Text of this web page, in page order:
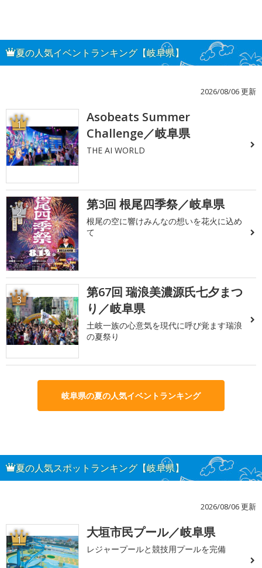
夏の人気イベントランキング【岐阜県】
2026/08/06 更新
1
Asobeats Summer
Challenge／岐阜県
THE AI WORLD
2 第3回 根尾四季祭／岐阜県
根尾の空に響けみんなの想いを花火に込め
て
3
第67回 瑞浪美濃源氏七夕まつ
り／岐阜県
土岐一族の心意気を現代に呼び覚ます瑞浪
の夏祭り
岐阜県の夏の人気イベントランキング
夏の人気スポットランキング【岐阜県】
2026/08/06 更新
1 大垣市民プール／岐阜県
レジャープールと競技用プールを完備